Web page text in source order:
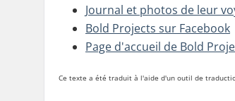
Journal et photos de leur
Bold Projects sur Facebook
Page d'accueil de Bold
Ce texte a été traduit à l'aide d'un outil de